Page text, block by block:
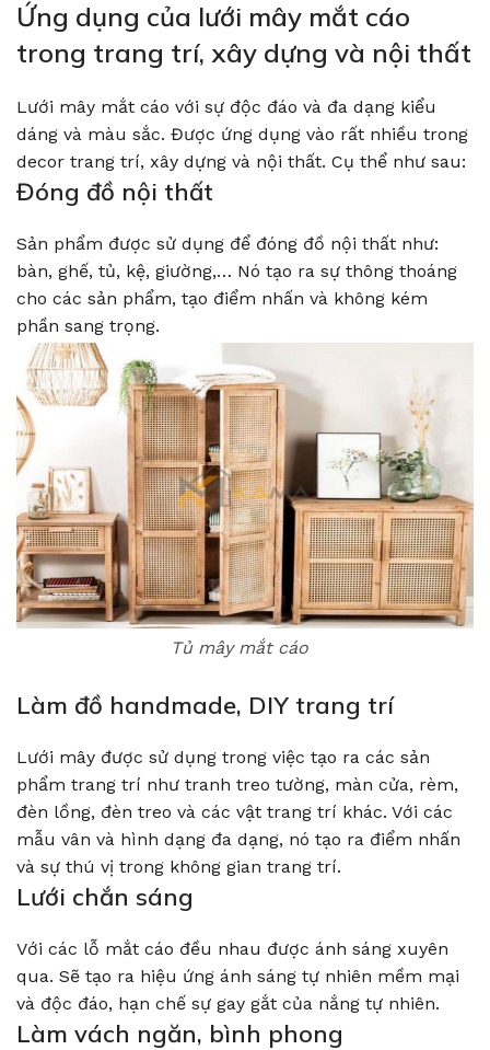
Ứng dụng của lưới mây mắt cáo
trong trang trí, xây dựng và nội thất
Lưới mây mắt cáo với sự độc đáo và đa dạng kiểu
dáng và màu sắc. Được ứng dụng vào rất nhiều trong
decor trang trí, xây dựng và nội thất. Cụ thể như sau:
Đóng đồ nội thất
Sản phẩm được sử dụng để đóng đồ nội thất như:
bàn, ghế, tủ, kệ, giường,… Nó tạo ra sự thông thoáng
cho các sản phẩm, tạo điểm nhấn và không kém
phần sang trọng.
Tủ mây mắt cáo
Làm đồ handmade, DIY trang trí
Lưới mây được sử dụng trong việc tạo ra các sản
phẩm trang trí như tranh treo tường, màn cửa, rèm,
đèn lồng, đèn treo và các vật trang trí khác. Với các
mẫu vân và hình dạng đa dạng, nó tạo ra điểm nhấn
và sự thú vị trong không gian trang trí.
Lưới chắn sáng
Với các lỗ mắt cáo đều nhau được ánh sáng xuyên
qua. Sẽ tạo ra hiệu ứng ánh sáng tự nhiên mềm mại
và độc đáo, hạn chế sự gay gắt của nắng tự nhiên.
Làm vách ngăn, bình phong